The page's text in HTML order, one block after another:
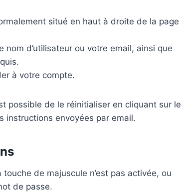
situé en haut à droite de la page
nom d’utilisateur ou votre email, ainsi que
à votre compte.
possible de le réinitialiser en cliquant sur le
instructions envoyées par email.
touche de majuscule n’est pas activée, ou
de passe.